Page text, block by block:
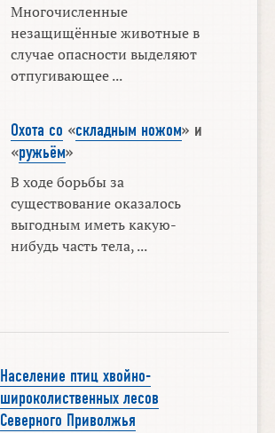
Многочисленные
незащищённые животные в
случае опасности выделяют
отпугивающее ...
Охота со «складным ножом» и
«ружьём»
В ходе борьбы за
существование оказалось
выгодным иметь какую-
нибудь часть тела, ...
Население птиц хвойно-
широколиственных лесов
Северного Приволжья